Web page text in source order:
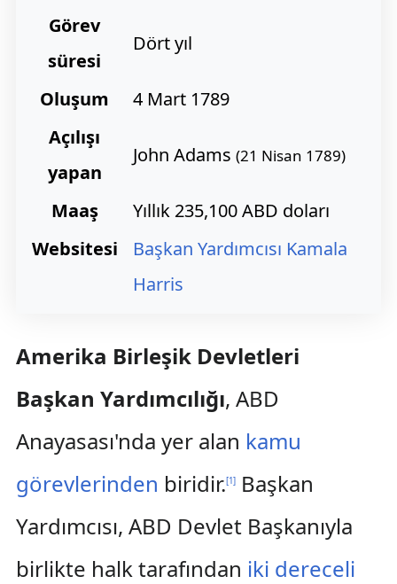
Görev
süresi
Dört yıl
Oluşum
4 Mart 1789
Açılışı
yapan
John Adams (21 Nisan 1789)
Maaş
Yıllık 235,100 ABD doları
Websitesi
Başkan Yardımcısı Kamala
Harris
Amerika Birleşik Devletleri
Başkan Yardımcılığı, ABD
Anayasası'nda yer alan kamu
görevlerinden biridir.[1]Başkan
Yardımcısı, ABD Devlet Başkanıyla
birlikte halk tarafından iki dereceli